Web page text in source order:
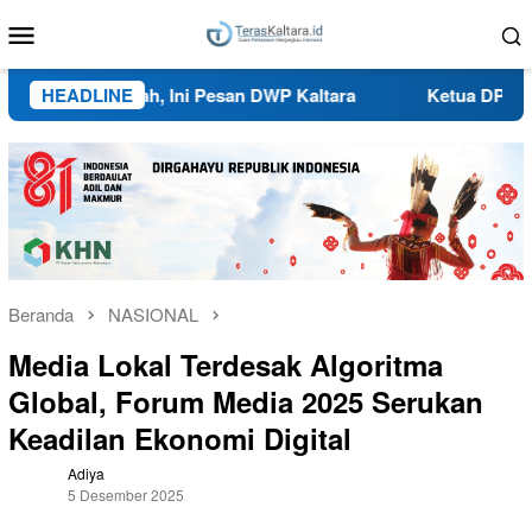
ke
Mobile
HEADLINE
Ini Pesan DWP Kaltara Ketua DPRD Malinau
Beranda NASIONAL
Media Lokal Terdesak Algoritma
Global, Forum Media 2025 Serukan
Keadilan Ekonomi Digital
Adiya
5 Desember 2025